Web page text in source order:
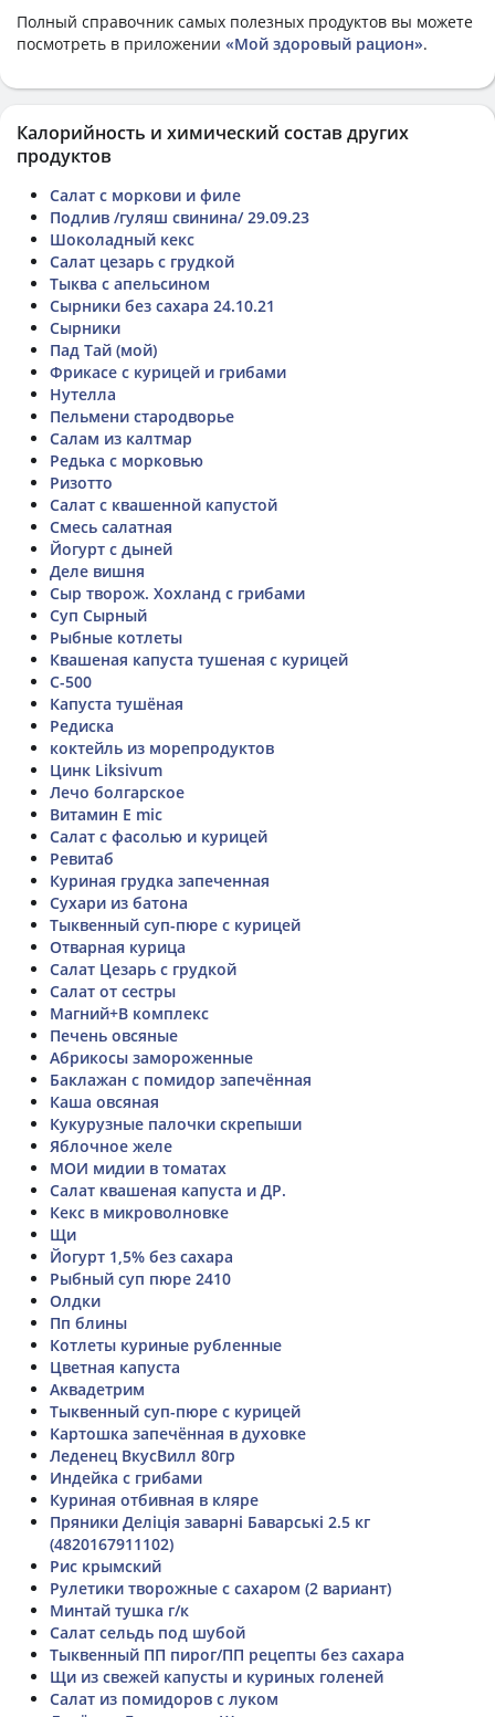
Полный справочник самых полезных продуктов вы можете
посмотреть в приложении «Мой здоровый рацион».
Калорийность и химический состав других
продуктов
Салат с моркови и филе
Подлив /гуляш свинина/ 29.09.23
Шоколадный кекс
Салат цезарь с грудкой
Тыква с апельсином
Сырники без сахара 24.10.21
Сырники
Пад Тай (мой)
Фрикасе с курицей и грибами
Нутелла
Пельмени стародворье
Салам из калтмар
Редька с морковью
Ризотто
Салат с квашенной капустой
Смесь салатная
Йогурт с дыней
Деле вишня
Сыр творож. Хохланд с грибами
Суп Сырный
Рыбные котлеты
Квашеная капуста тушеная с курицей
C-500
Капуста тушёная
Редиска
коктейль из морепродуктов
Цинк Liksivum
Лечо болгарское
Витамин E mic
Салат с фасолью и курицей
Ревитаб
Куриная грудка запеченная
Сухари из батона
Тыквенный суп-пюре с курицей
Отварная курица
Салат Цезарь с грудкой
Салат от сестры
Магний+В комплекс
Печень овсяные
Абрикосы замороженные
Баклажан с помидор запечённая
Каша овсяная
Кукурузные палочки скрепыши
Яблочное желе
МОИ мидии в томатах
Салат квашеная капуста и ДР.
Кекс в микроволновке
Щи
Йогурт 1,5% без сахара
Рыбный суп пюре 2410
Олдки
Пп блины
Котлеты куриные рубленные
Цветная капуста
Аквадетрим
Тыквенный суп-пюре с курицей
Картошка запечённая в духовке
Леденец ВкусВилл 80гр
Индейка с грибами
Куриная отбивная в кляре
Пряники Деліція заварні Баварські 2.5 кг
(4820167911102)
Рис крымский
Рулетики творожные с сахаром (2 вариант)
Минтай тушка г/к
Салат сельдь под шубой
Тыквенный ПП пирог/ПП рецепты без сахара
Щи из свежей капусты и куриных голеней
Салат из помидоров с луком